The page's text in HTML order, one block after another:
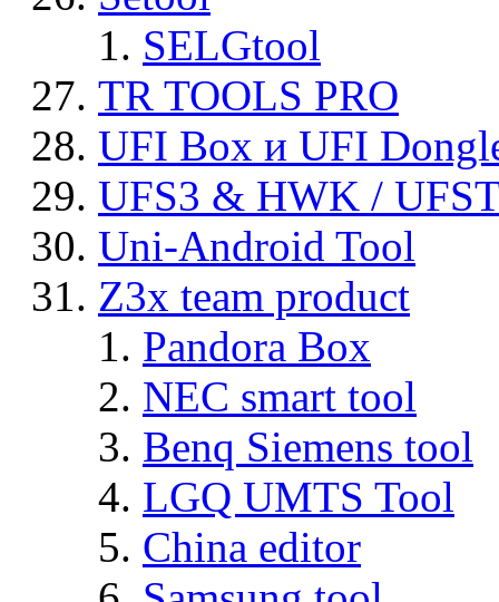
SELGtool
TR TOOLS PRO
UFI Box и UFI
UFS3 & HWK /
Uni-Android Tool
Z3x team product
Pandora Box
NEC smart tool
Benq Siemens tool
LGQ UMTS Tool
China editor